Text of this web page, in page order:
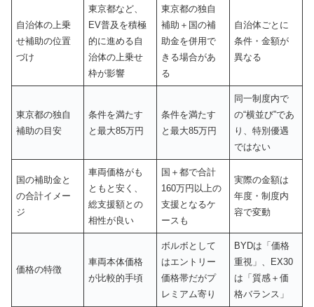
自治体の上乗
せ補助の位置
づけ
東京都など、
EV普及を積極
的に進める自
治体の上乗せ
枠が影響
東京都の独自
補助＋国の補
助金を併用で
きる場合があ
る
自治体ごとに
条件・金額が
異なる
東京都の独自
補助の目安
条件を満たす
と最大85万円
条件を満たす
と最大85万円
同一制度内で
の“横並び”であ
り、特別優遇
ではない
国の補助金と
の合計イメー
ジ
車両価格がも
ともと安く、
総支援額との
相性が良い
国＋都で合計
160万円以上の
支援となるケ
ースも
実際の金額は
年度・制度内
容で変動
価格の特徴
車両本体価格
が比較的手頃
ボルボとして
はエントリー
価格帯だがプ
レミアム寄り
BYDは「価格
重視」、EX30
は「質感＋価
格バランス」